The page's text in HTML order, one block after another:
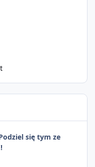
się tym ze